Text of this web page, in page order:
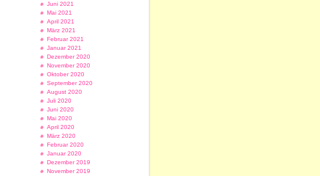
Juni 2021
Mai 2021
April 2021
März 2021
Februar 2021
Januar 2021
Dezember 2020
November 2020
Oktober 2020
September 2020
August 2020
Juli 2020
Juni 2020
Mai 2020
April 2020
März 2020
Februar 2020
Januar 2020
Dezember 2019
November 2019